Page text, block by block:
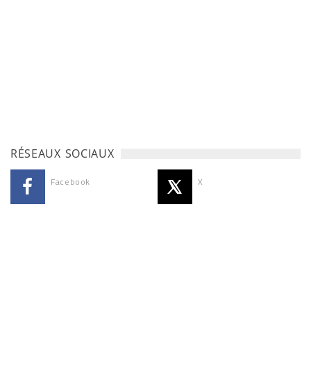
RÉSEAUX SOCIAUX
Facebook X